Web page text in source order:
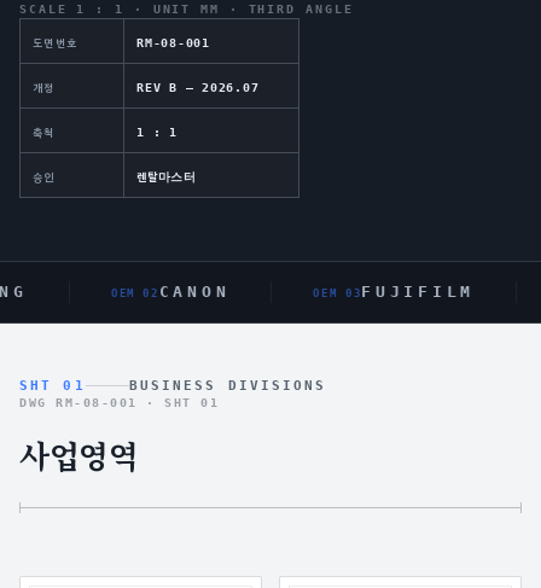
SCALE 1 : 1 · UNIT MM · THIRD ANGLE
도면번호 RM-08-001
개정 REV B — 2026.07
축척 1 : 1
승인 렌탈마스터
OEM 0 2CANON OEM 0 3FUJIFILM
SHT 01 BUSINESS DIVISIONS
DWG RM-08-001 ·SHT 01
사업영역